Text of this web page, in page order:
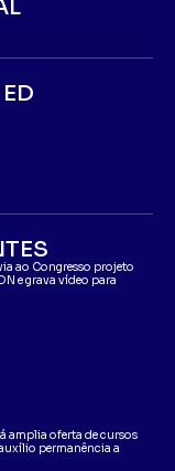
ao Congresso projeto
e grava vídeo para
amplia oferta de cursos
permanência a